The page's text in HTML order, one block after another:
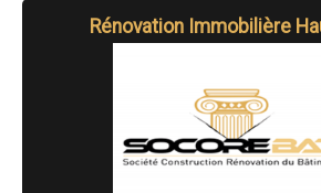
- Entreprise de rénovation immobilière à Saint-
- Entreprise de rénovation immobilière
- Entreprise de rénovation immobilière
- Entreprise de rénovation immobilière à Saint-
- Entreprise de rénovation
Rénovation Immobilière